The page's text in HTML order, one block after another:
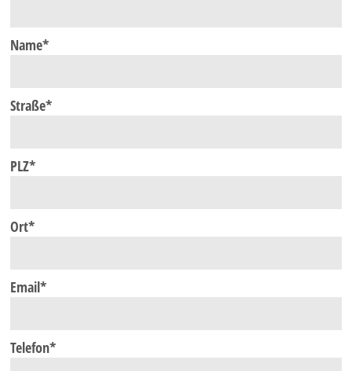
Name*
Straße*
PLZ*
Ort*
Email*
Telefon*